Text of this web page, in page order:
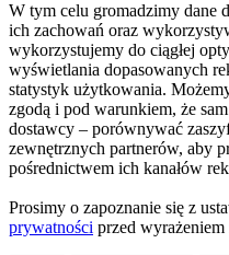
W tym celu gromadzimy dane
ich zachowań oraz
wykorzystujemy do ciągłej
wyświetlania dopasowanych
statystyk użytkowania.
zgodą i pod warunkiem, że
dostawcy – porównywać
zewnętrznych partnerów, aby
pośrednictwem ich kanałów
Prosimy o zapoznanie się z
prywatności przed wyrażeniem